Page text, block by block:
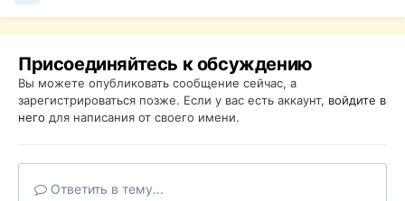
Присоединяйтесь к обсуждению
Вы можете опубликовать сообщение сейчас, а
зарегистрироваться позже. Если у вас есть аккаунт, войдите в
него для написания от своего имени.
Ответить в тему...